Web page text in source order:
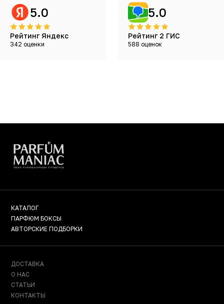
5.0
Рейтинг Яндекс
342 оценки
5.0
Рейтинг 2 ГИС
588 оценок
КАТАЛОГ
ПАРФЮМ БОКСЫ
АВТОРСКИЕ ПОДБОРКИ
ДОСТАВКА
О НАС
СТАТЬИ
КОНТАКТЫ